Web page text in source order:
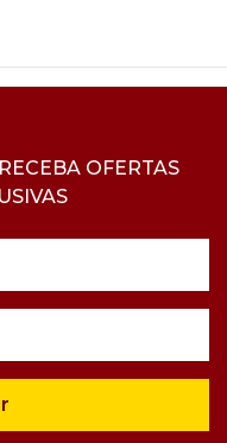
OFERTAS